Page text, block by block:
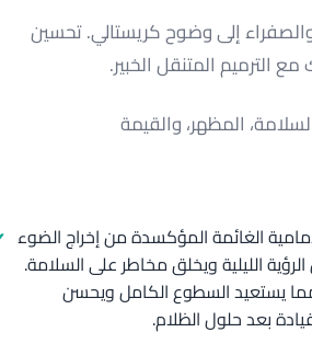
إلى وضوح كريستالي. تحسين
مع الترميم المتنقل الخبير.
المظهر، والقيمة
الغائمة المؤكسدة من إخراج الضوء
بشدة من الرؤية الليلية ويخلق مخاطر على السلامة.
مما يستعيد السطوع الكامل ويحسن
بعد حلول الظلام.